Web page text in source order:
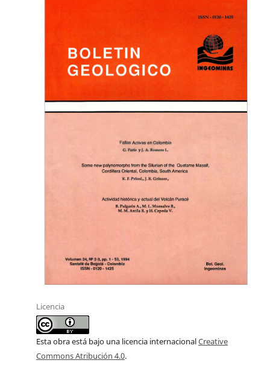
Licencia
Esta obra está bajo una licencia internacionalCreative
Commons Atribución 4.0.